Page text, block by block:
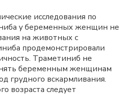
исследования по
у беременных женщин не
на животных с
продемонстрировали
Траметиниб не
беременным женщинам
грудного вскармливания.
возраста следует